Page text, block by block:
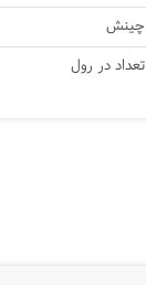
چینش
تعداد در رول